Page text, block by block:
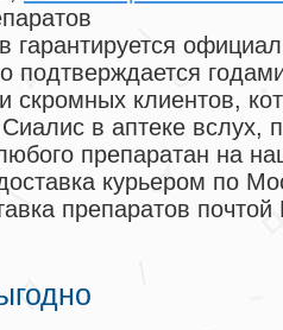
гарантируется
подтверждается
скромных клиентов,
в аптеке вслух,
препаратан на
курьером по
препаратов